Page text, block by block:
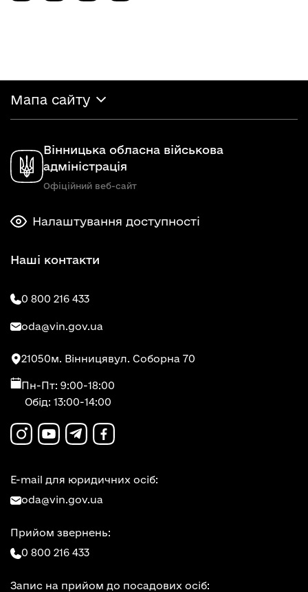
Мапа сайту
Вінницька обласна військова
адміністрація
Офіційний веб-сайт
Налаштування доступності
Наші контакти
0 800 216 433
oda@vin.gov.ua
21050м. Вінницявул. Соборна 70
Пн-Пт: 9:00-18:00
Обід: 13:00-14:00
E-mail для юридичних осіб:
oda@vin.gov.ua
Прийом звернень:
0 800 216 433
Запис на прийом до посадових осіб: